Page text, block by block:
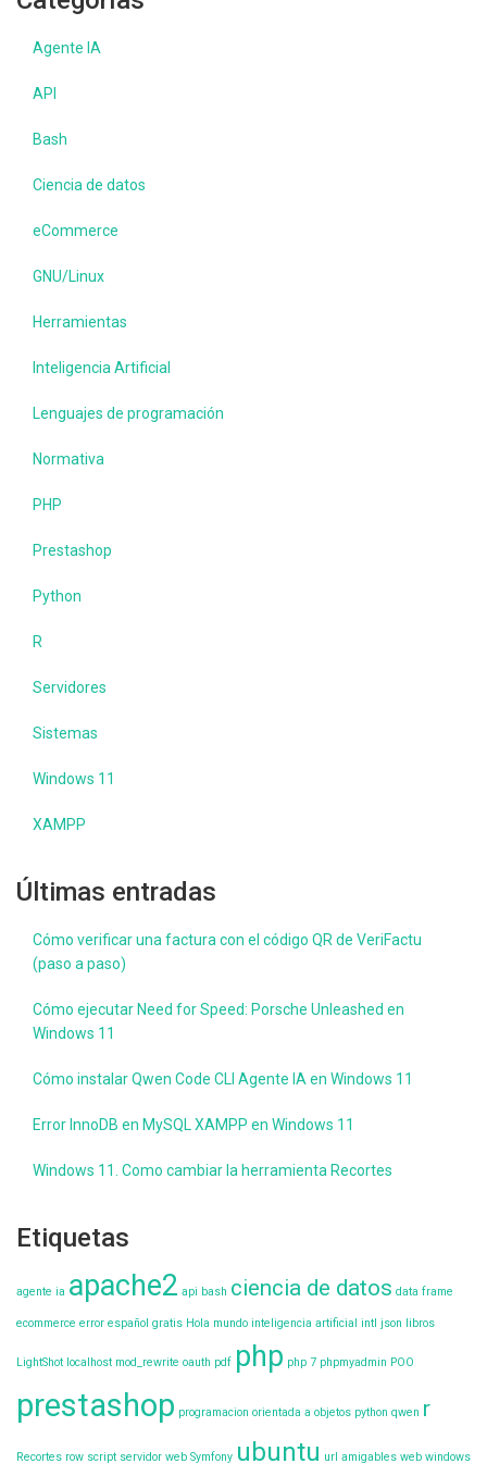
Agente IA
API
Bash
Ciencia de datos
eCommerce
GNU/Linux
Herramientas
Inteligencia Artificial
Lenguajes de programación
Normativa
PHP
Prestashop
Python
R
Servidores
Sistemas
Windows 11
XAMPP
Últimas entradas
Cómo verificar una factura con el código QR de VeriFactu
(paso a paso)
Cómo ejecutar Need for Speed: Porsche Unleashed en
Windows 11
Cómo instalar Qwen Code CLI Agente IA en Windows 11
Error InnoDB en MySQL XAMPP en Windows 11
Windows 11. Como cambiar la herramienta Recortes
Etiquetas
agente ia apache2 api bash ciencia de datos data frame
ecommerce error español gratis Hola mundo inteligencia artificial intl json libros
LightShot localhost mod_rewrite oauth pdf php php 7 phpmyadmin POO
prestashop programacion orientada a objetos python qwen r
Recortes row script servidor web Symfony ubuntu url amigables web windows